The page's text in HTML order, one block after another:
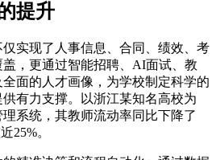
提升
实现了人事信息、合同、绩效、考
，更通过智能招聘、AI面试、教
面的人才画像，为学校制定科学的
有力支撑。以浙江某知名高校为
系统，其教师流动率同比下降了
25%。